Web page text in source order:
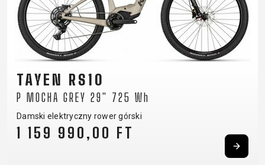
TAYEN RS10
P MOCHA GREY 29" 725 Wh
Damski elektryczny rower górski
1 159 990,00 FT